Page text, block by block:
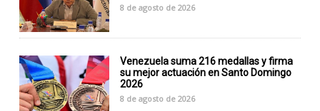
8 de agosto de 2026
Venezuela suma 216 medallas y firma
su mejor actuación en Santo Domingo
2026
8 de agosto de 2026